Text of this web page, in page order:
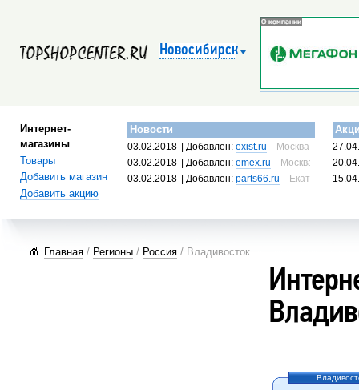
Новосибирск
Интернет-
магазины
Товары
Добавить магазин
Добавить акцию
Новости
03.02.2018 | Добавлен:exist.ru
Москва, Россия
03.02.2018
| Добавлен:emex.ru
Москва, Россия
03.02.2018
| Добавлен:parts66.ru Екатеринбург,
Главная / Регионы / Россия / Владивосток